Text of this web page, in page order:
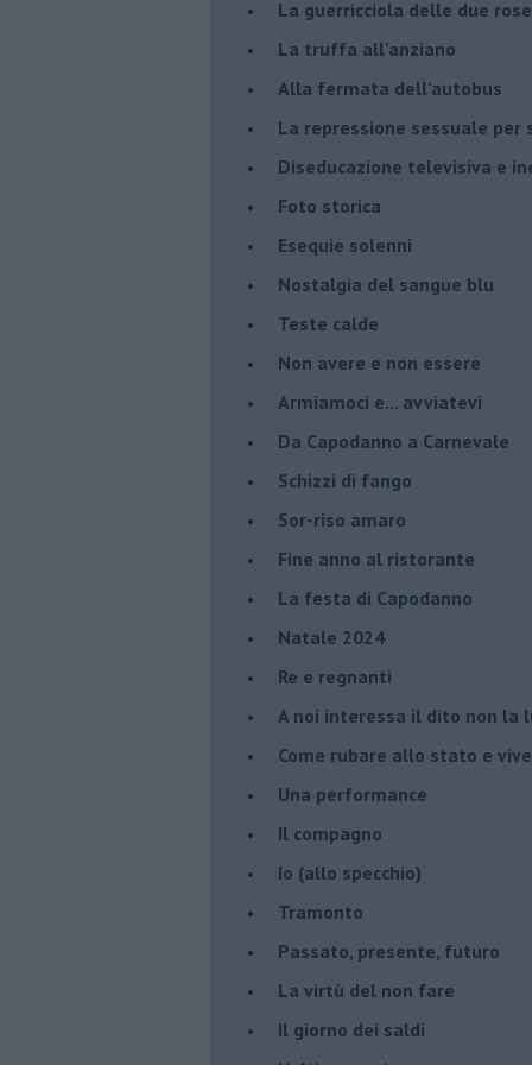
La guerricciola delle due rose
La truffa all'anziano
Alla fermata dell'autobus
La repressione sessuale per
Diseducazione televisiva e
Foto storica
Esequie solenni
Nostalgia del sangue blu
Teste calde
Non avere e non essere
Armiamoci e... avviatevi
Da Capodanno a Carnevale
Schizzi di fango
Sor-riso amaro
Fine anno al ristorante
La festa di Capodanno
Natale 2024
Re e regnanti
A noi interessa il dito non la
Come rubare allo stato e
Una performance
Il compagno
​Io (allo specchio)
Tramonto
Passato, presente, futuro
La virtù del non fare
Il giorno dei saldi